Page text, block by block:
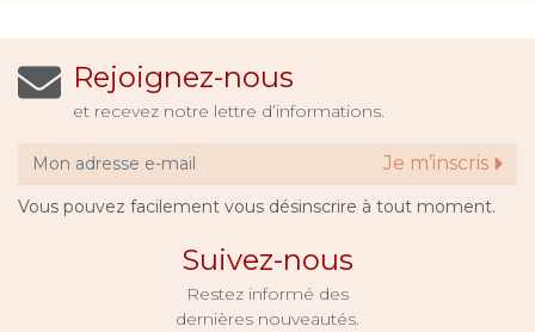
Rejoignez-nous
et recevez notre lettre d’informations.
Je m’inscris
Vous pouvez facilement vous désinscrire à tout moment.
Suivez-nous
Restez informé des
dernières nouveautés.